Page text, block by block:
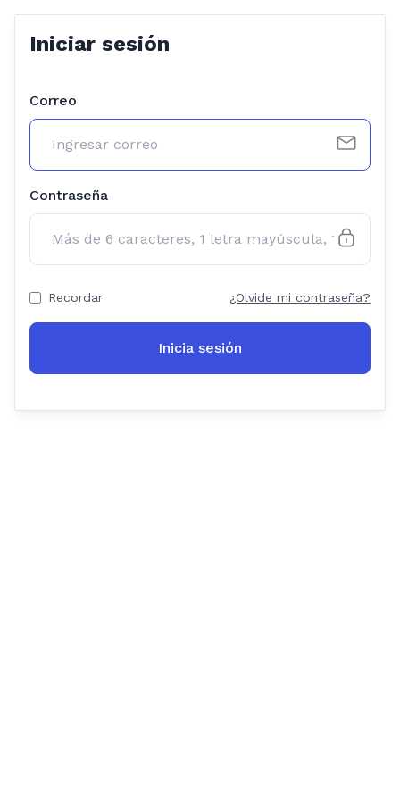
Iniciar sesión
Correo
Contraseña
Recordar ¿Olvide mi contraseña?